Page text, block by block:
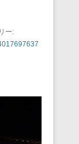
ー: